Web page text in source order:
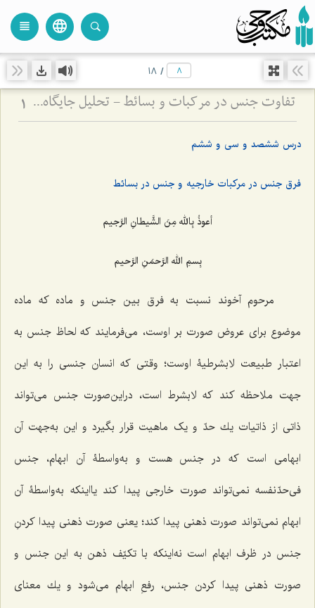
language
view_headline
/
18
تفاوت جنس در مرکبات و بسائط - تحلیل جایگاه ماده و صورت در هستی‌شناسی فلسفی 1
درس ششصد و سی و ششم
فرق جنس در مركبات خارجیه و جنس در بسائط
أعوذُ بِالله مِنَ الشَّیطانِ الرَّجیم
بِسمِ الله الرَّحمَنِ الرَّحیم
مرحوم آخوند نسبت به فرق بین جنس و ماده كه ماده
موضوع براى عروض صورت بر اوست، می‌فرمایند كه لحاظ جنس به
اعتبار طبیعت لابشرطیۀ اوست؛ وقتى كه انسان جنسى را به این
جهت ملاحظه كند كه لابشرط است، دراین‌صورت جنس مى‌تواند
ذاتى از ذاتیات یك حدّ و یک ماهیت قرار بگیرد و این به‌جهت آن
ابهامى است كه در جنس هست و به‌واسطۀ آن ابهام، جنس
فى‌حدّ‌نفسه نمى‌تواند صورت خارجى پیدا كند یااینكه به‌واسطۀ آن
ابهام نمى‌تواند صورت ذهنى پیدا كند؛ یعنى صورت ذهنى پیدا كردنِ
جنس در ظرف ابهام است نه‌اینکه با تكیّف ذهن به این جنس و
صورت ذهنى پیدا كردن جنس، رفعِ ابهام مى‌شود و یك معناى